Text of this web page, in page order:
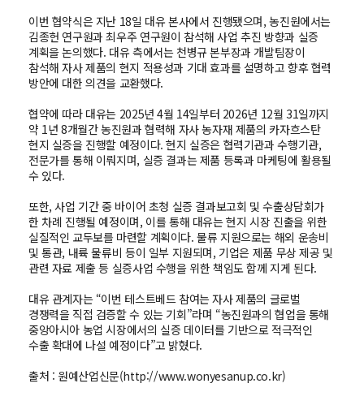
이번 협약식은 지난 18일 대유 본사에서 진행됐으며, 농진원에서는
김종헌 연구원과 최우주 연구원이 참석해 사업 추진 방향과 실증
계획을 논의했다. 대유 측에서는 천병규 본부장과 개발팀장이
참석해 자사 제품의 현지 적용성과 기대 효과를 설명하고 향후 협력
방안에 대한 의견을 교환했다.
협약에 따라 대유는 2025년 4월 14일부터 2026년 12월 31일까지
약 1년 8개월간 농진원과 협력해 자사 농자재 제품의 카자흐스탄
현지 실증을 진행할 예정이다. 현지 실증은 협력기관과 수행기관,
전문가를 통해 이뤄지며, 실증 결과는 제품 등록과 마케팅에 활용될
수 있다.
또한, 사업 기간 중 바이어 초청 실증 결과보고회 및 수출상담회가
한 차례 진행될 예정이며, 이를 통해 대유는 현지 시장 진출을 위한
실질적인 교두보를 마련할 계획이다. 물류 지원으로는 해외 운송비
및 통관, 내륙 물류비 등이 일부 지원되며, 기업은 제품 무상 제공 및
관련 자료 제출 등 실증사업 수행을 위한 책임도 함께 지게 된다.
대유 관계자는 “이번 테스트베드 참여는 자사 제품의 글로벌
경쟁력을 직접 검증할 수 있는 기회”라며 “농진원과의 협업을 통해
중앙아시아 농업 시장에서의 실증 데이터를 기반으로 적극적인
수출 확대에 나설 예정이다”고 밝혔다.
출처 : 원예산업신문(http://www.wonyesanup.co.kr)